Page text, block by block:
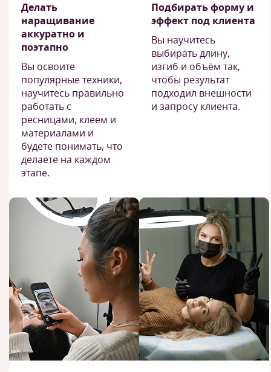
Делать
наращивание
аккуратно и
поэтапно
Вы освоите
популярные техники,
научитесь правильно
работать с
ресницами, клеем и
материалами и
будете понимать, что
делаете на каждом
этапе.
Подбирать форму и
эффект под клиента
Вы научитесь
выбирать длину,
изгиб и объём так,
чтобы результат
подходил внешности
и запросу клиента.